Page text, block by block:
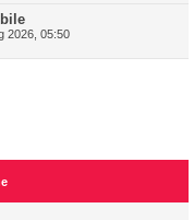
2026, 05:50